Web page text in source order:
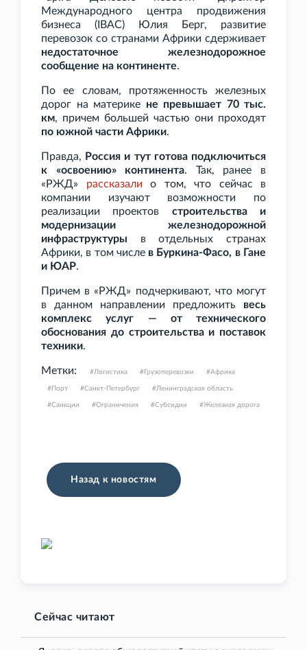
Международного центра продвижения
бизнеса (IBAC) Юлия Берг, развитие
перевозок со странами Африки сдерживает
недостаточное железнодорожное
сообщение на континенте.
По ее словам, протяженность железных
дорог на материке не превышает 70 тыс.
км, причем большей частью они проходят
по южной части Африки.
Правда, Россия и тут готова подключиться
к «освоению» континента. Так, ранее в
«РЖД» рассказали о том, что сейчас в
компании изучают возможности по
реализации проектов строительства и
модернизации железнодорожной
инфраструктуры в отдельных странах
Африки, в том числе в Буркина-Фасо, в Гане
и ЮАР.
Причем в «РЖД» подчеркивают, что могут
в данном направлении предложить весь
комплекс услуг — от технического
обоснования до строительства и поставок
техники.
Метки: Логистика Грузоперевозки Африка
Порт Санкт-Петербург Ленинградская область
Санкции Ограничения Субсидии Железная дорога
Назад к новостям
Сейчас читают